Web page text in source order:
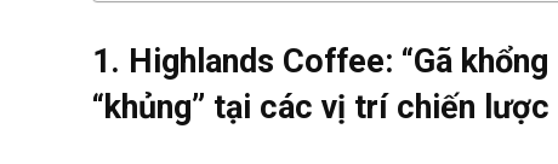
1. Highlands Coffee: “Gã
“khủng” tại các vị trí chiến lược